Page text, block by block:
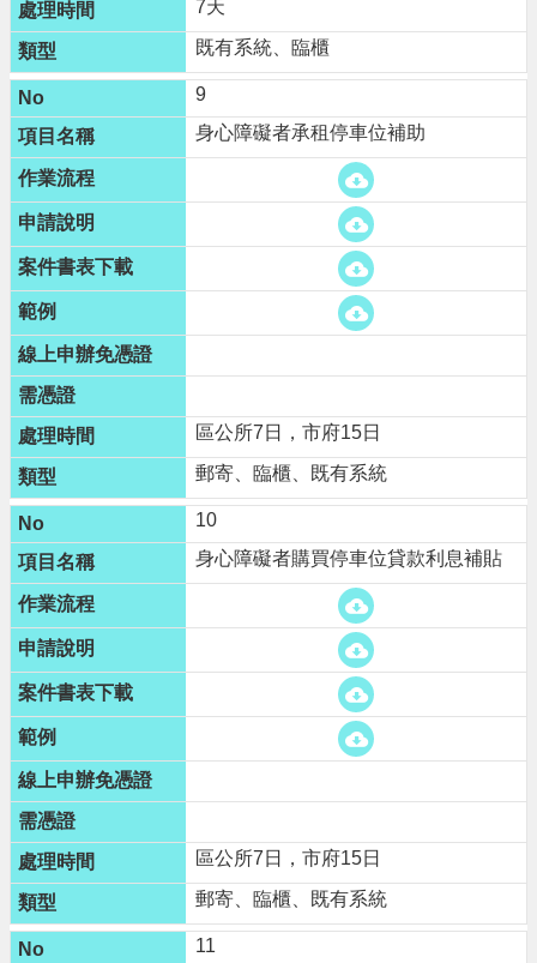
7天
既有系統、臨櫃
9
身心障礙者承租停車位補助
區公所7日，市府15日
郵寄、臨櫃、既有系統
10
身心障礙者購買停車位貸款利息補貼
區公所7日，市府15日
郵寄、臨櫃、既有系統
11